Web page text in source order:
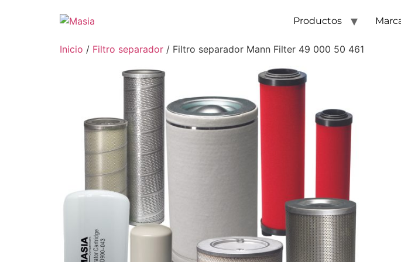
Productos
Inicio / Filtro separador / Filtro separador Mann Filter 49 000 50 461